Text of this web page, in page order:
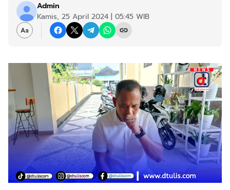
Admin
Kamis, 25 April 2024 | 05:45 WIB